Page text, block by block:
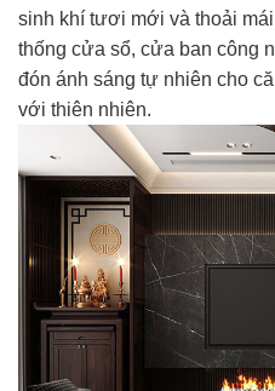
sinh khí tươi mới và thoải
thống cửa sổ, cửa ban công
đón ánh sáng tự nhiên cho
với thiên nhiên.